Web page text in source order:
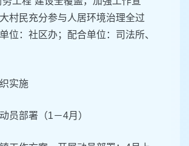
村民充分参与人居环境治理全过
位：社区办；配合单位：司法所、
实施
员部署（1－4月）